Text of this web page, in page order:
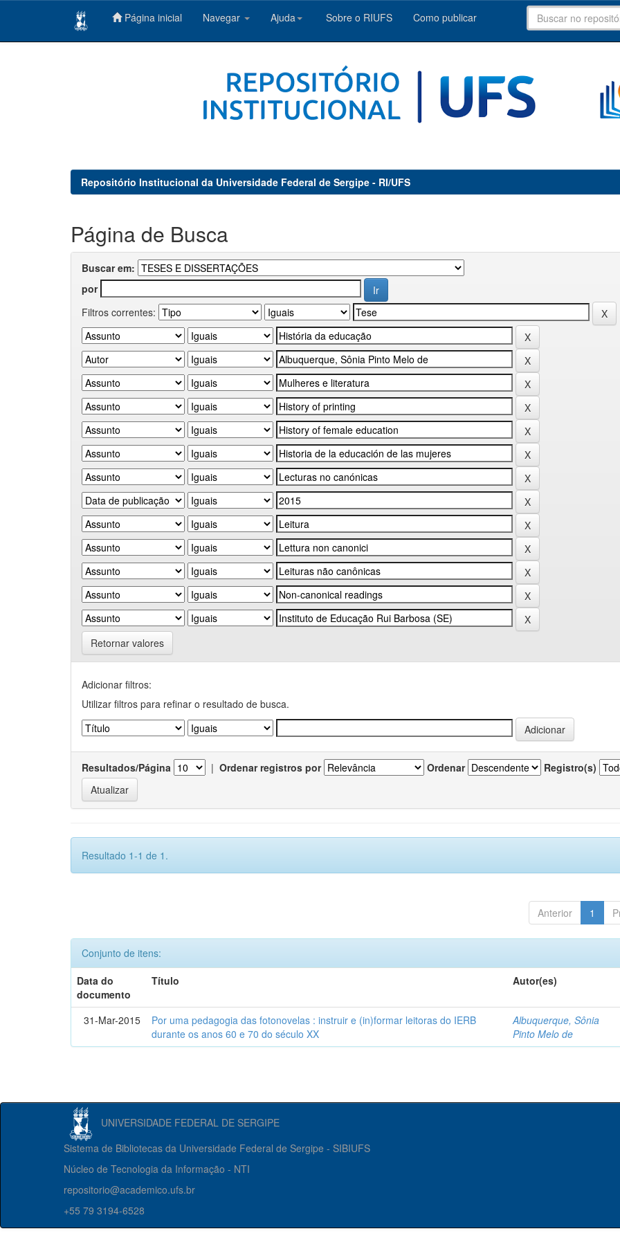
Página inicial Navegar Ajuda Sobre o RIUFS Como publicar
Repositório Institucional da Universidade Federal de Sergipe - RI/UFS
Página de Busca
Buscar em:
por
Filtros correntes:
Retornar valores
Adicionar filtros:
Utilizar filtros para refinar o resultado de busca.
Resultados/Página | Ordenar registros por Ordenar Registro(s)
Resultado 1-1 de 1.
Anterior 1
Conjunto de itens:
Data do
documento
Título Autor(es)
31-Mar-2015
Por uma pedagogia das fotonovelas : instruir e (in)formar leitoras do IERB
durante os anos 60 e 70 do século XX
Albuquerque, Sônia
Pinto Melo de
UNIVERSIDADE FEDERAL DE SERGIPE
Sistema de Bibliotecas da Universidade Federal de Sergipe - SIBIUFS
Núcleo de Tecnologia da Informação - NTI
repositorio@academico.ufs.br
+55 79 3194-6528